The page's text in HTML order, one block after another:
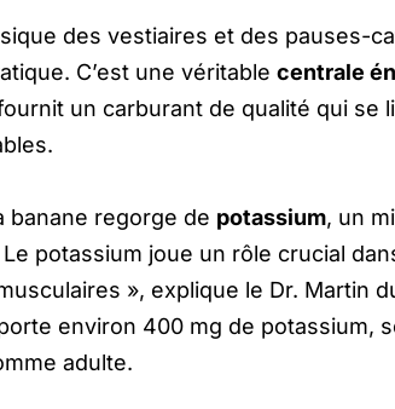
des vestiaires et des pauses-
C’est une véritable centrale
un carburant de qualité qui
banane regorge de potassium, un
potassium joue un rôle crucial
», explique le Dr. Martin
environ 400 mg de potassium,
adulte.